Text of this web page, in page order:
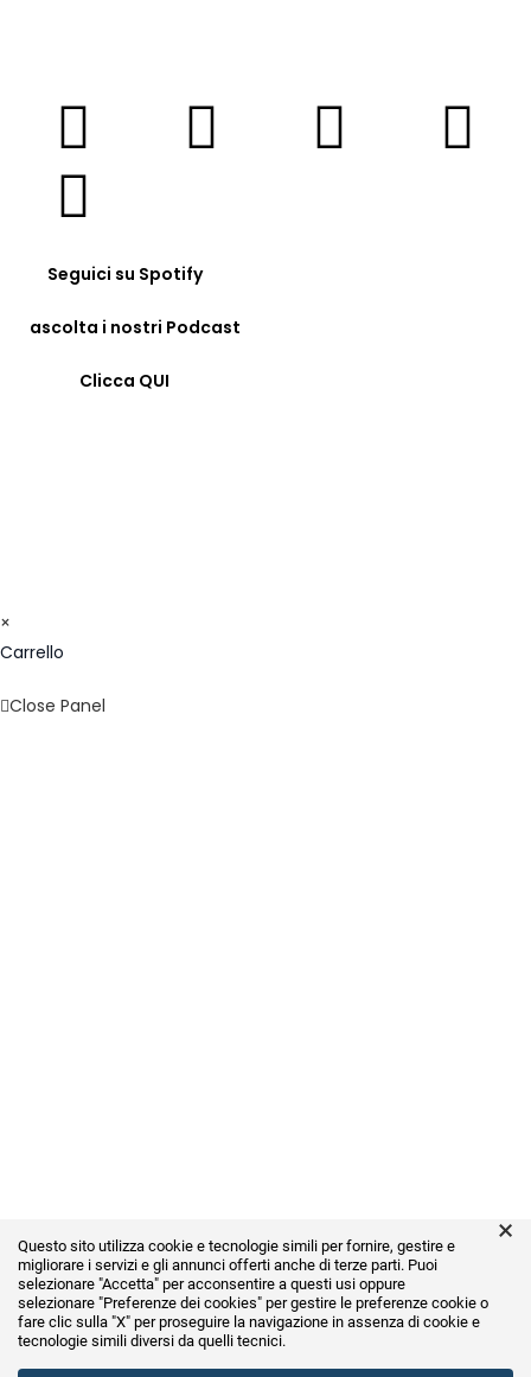
Seguici su Spotify
ascolta i nostri Podcast
Clicca QUI
×
Carrello
Close Panel
Item successfully added to your cart
×
Questo sito utilizza cookie e tecnologie simili per fornire, gestire e
migliorare i servizi e gli annunci offerti anche di terze parti. Puoi
selezionare "Accetta" per acconsentire a questi usi oppure
selezionare "Preferenze dei cookies" per gestire le preferenze cookie o
fare clic sulla "X" per proseguire la navigazione in assenza di cookie e
tecnologie simili diversi da quelli tecnici.